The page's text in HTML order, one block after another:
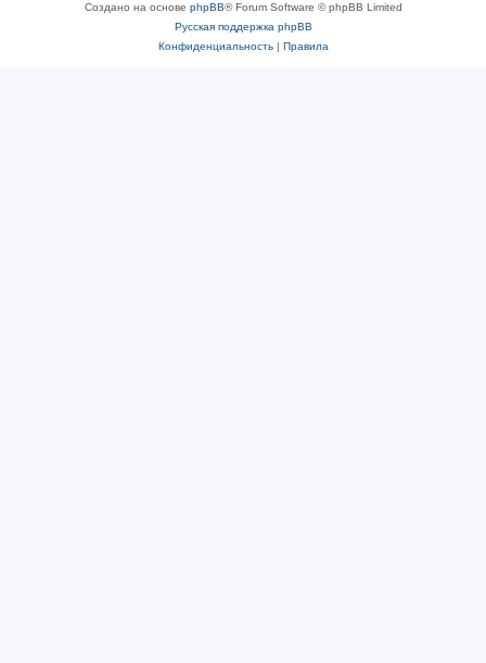
Создано на основе phpBB® Forum Software © phpBB Limited
Русская поддержка phpBB
Конфиденциальность| Правила